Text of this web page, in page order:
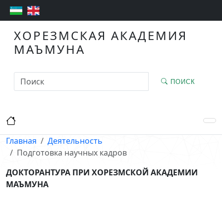
ХОРЕЗМСКАЯ АКАДЕМИЯ
МАЪМУНА
ПОИСК
Главная
Деятельность
Подготовка научных кадров
ДОКТОРАНТУРА ПРИ ХОРЕЗМСКОЙ АКАДЕМИИ
МАЪМУНА